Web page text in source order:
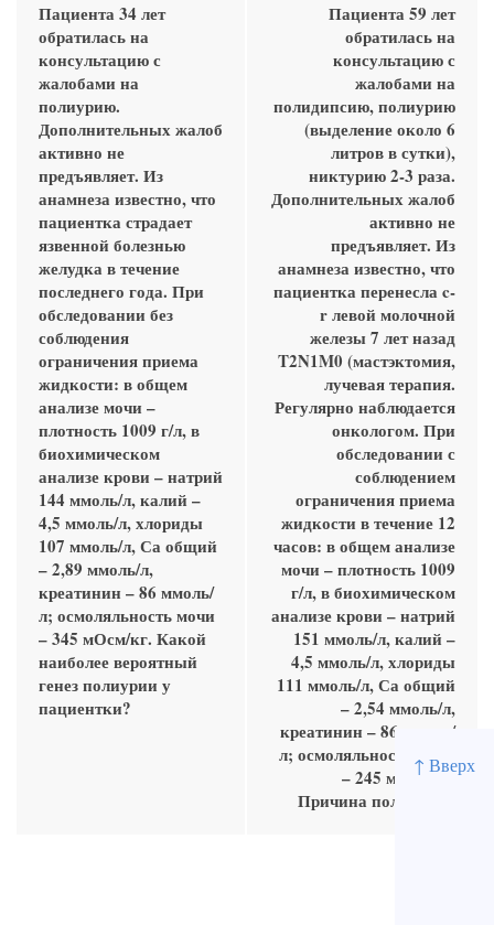
↑ Вверх
Пациента 34 лет
обратилась на
консультацию с
жалобами на
полиурию.
Дополнительных жалоб
активно не
предъявляет. Из
анамнеза известно, что
пациентка страдает
язвенной болезнью
желудка в течение
последнего года. При
обследовании без
соблюдения
ограничения приема
жидкости: в общем
анализе мочи –
плотность 1009 г/л, в
биохимическом
анализе крови – натрий
144 ммоль/л, калий –
4,5 ммоль/л, хлориды
107 ммоль/л, Са общий
– 2,89 ммоль/л,
креатинин – 86 ммоль/
л; осмоляльность мочи
– 345 мОсм/кг. Какой
наиболее вероятный
генез полиурии у
пациентки?
Пациента 59 лет
обратилась на
консультацию с
жалобами на
полидипсию, полиурию
(выделение около 6
литров в сутки),
никтурию 2-3 раза.
Дополнительных жалоб
активно не
предъявляет. Из
анамнеза известно, что
пациентка перенесла c-
r левой молочной
железы 7 лет назад
T2N1M0 (мастэктомия,
лучевая терапия.
Регулярно наблюдается
онкологом. При
обследовании с
соблюдением
ограничения приема
жидкости в течение 12
часов: в общем анализе
мочи – плотность 1009
г/л, в биохимическом
анализе крови – натрий
151 ммоль/л, калий –
4,5 ммоль/л, хлориды
111 ммоль/л, Са общий
– 2,54 ммоль/л,
креатинин – 86 ммоль/
л; осмоляльность мочи
– 245 мОсм/кг.
Причина полиурии?